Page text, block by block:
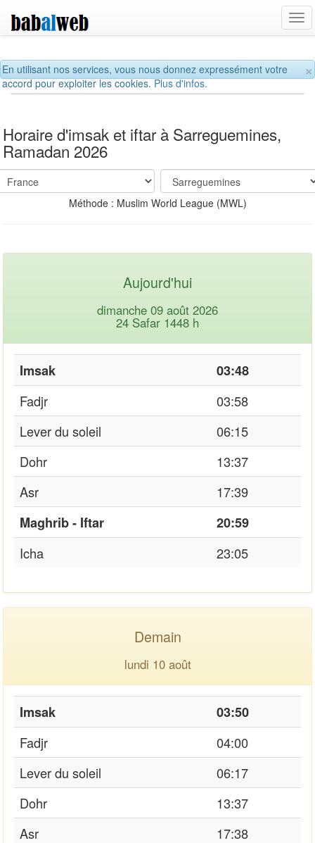
×
En utilisant nos services, vous nous donnez expressément votre
accord pour exploiter les cookies.Plus d'infos.
Horaire d'imsak et iftar à Sarreguemines,
Ramadan 2026
Méthode : Muslim World League (MWL)
Aujourd'hui
dimanche 09 août 2026
24 Safar 1448 h
Imsak
03:48
Fadjr
03:58
Lever du soleil
06:15
Dohr
13:37
Asr
17:39
Maghrib - Iftar
20:59
Icha
23:05
Demain
lundi 10 août
Imsak
03:50
Fadjr
04:00
Lever du soleil
06:17
Dohr
13:37
Asr
17:38